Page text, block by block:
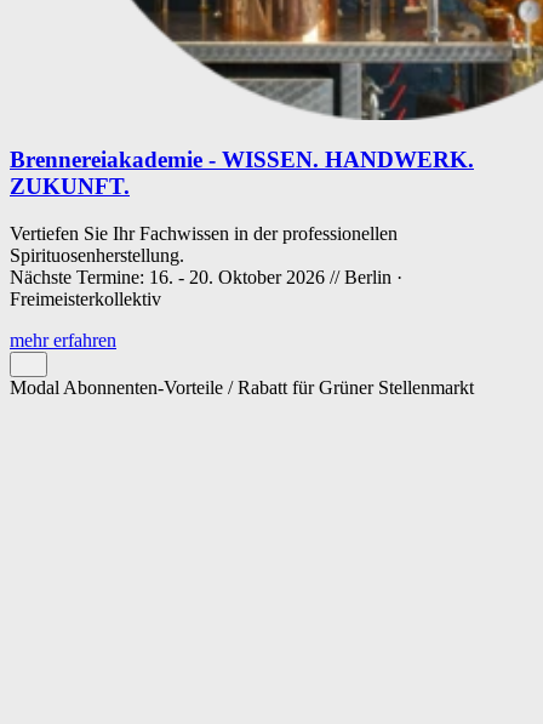
Brennereiakademie - WISSEN. HANDWERK.
ZUKUNFT.
Vertiefen Sie Ihr Fachwissen in der professionellen
Spirituosenherstellung.
Nächste Termine: 16. - 20. Oktober 2026 // Berlin ·
Freimeisterkollektiv
mehr erfahren
Modal Abonnenten-Vorteile / Rabatt für Grüner Stellenmarkt